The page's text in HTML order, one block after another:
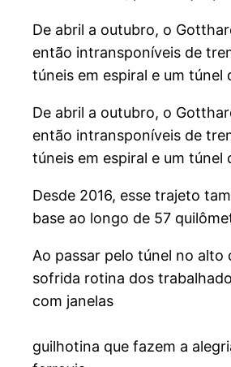
De abril a outubro, o
então intransponíveis de
túneis em espiral e um túnel
De abril a outubro, o
então intransponíveis de
túneis em espiral e um túnel
Desde 2016, esse trajeto
base ao longo de 57
Ao passar pelo túnel no alto
sofrida rotina dos
com janelas
guilhotina que fazem a